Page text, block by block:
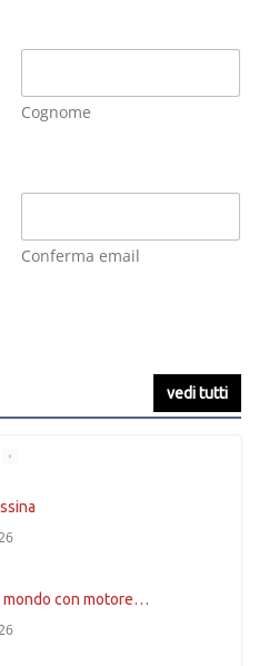
Cognome
Conferma email
vedi tutti
mondo con motore…